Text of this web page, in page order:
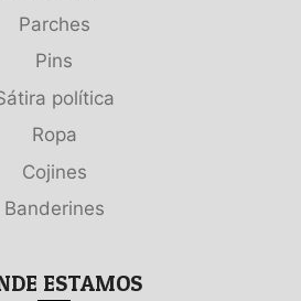
Parches
Pins
política
Ropa
Cojines
Banderines
ESTAMOS